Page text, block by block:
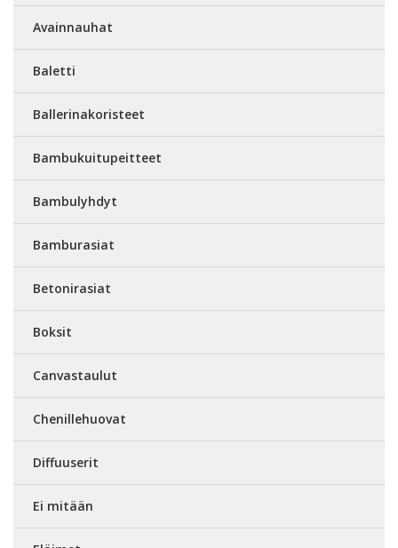
Avainnauhat
Baletti
Ballerinakoristeet
Bambukuitupeitteet
Bambulyhdyt
Bamburasiat
Betonirasiat
Boksit
Canvastaulut
Chenillehuovat
Diffuuserit
Ei mitään